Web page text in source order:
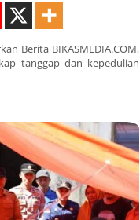
Berita BIKASMEDIA.COM,
tanggap dan kepedulian